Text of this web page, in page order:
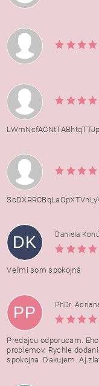
DK
Daniela
Veľmi som spokojná
PP
PhDr.
Predajcu odporucam.
problemov. Rychle
spokojna. Dakujem. Aj